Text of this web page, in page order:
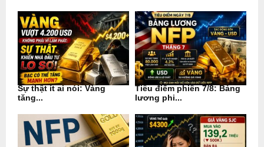
Sự thật ít ai nói: Vàng
tăng...
Tiêu điểm phiên 7/8: Bảng
lương phi...